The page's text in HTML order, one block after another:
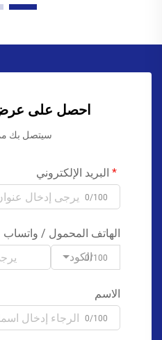
احصل على
سيتصل بك
البريد الإلكتروني
0/100
الهاتف المحمول / واتساب
الكود0/100
الاسم
0/100